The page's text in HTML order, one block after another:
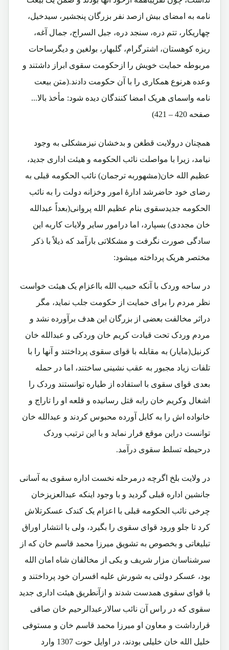
نامه به امضای بیش ازصد نفر بزرگان پنجشیر، سیدخیل،
چهاریکار، تتم دره، سنجد دره، جبل السراج، جمال آغه،
ریزه کوهستان، اشترگرام، گلبهار، بولغین و دیگرساحات
مربوطه حمایت خویش را ازحکومت سقوی ابراز داشتند و
وعده هرنوع همکاری را با آن حکومت دادند.(متن بیعت
نامه واسمای هریک امضا کنندگان دیده شود: مأخذ بالا...
صفحه 420 – 421)
همچنان درولایت قطغن و بدخشان نیزمشکلی به وجود
نیامد، زیرا با مواصلت نائب الحکومه و هیئت اداری جدید،
عظیم الله خان(مشهوربه ترجمان) نائب الحکومه قبلی به
رضای خود حاضرشد ادارۀ امور وخزانه دولت را به نائب
الحکومه جدیدسقوی بنام عظیم الله پروانی(بعداً عبدالله
خان مجددی) بسپارد، اما درامور سایر ولایات کاربه این
سادگی صورت نگرفت و مشکلاتی بارآمد که ذیلاً با ذکر
مختصر هریک پرداخته میشود:
در ساحه وردک با آنکه حبیب الله بااعزام یک هیئت خواست
نظر مردم را برای حمایت از حکومت جلب نماید، مگر
دراثر مخالفت بعضی از بزرگان این هدف برآورده نشد و
مردم وردک تحت قیادت کریم خان وردکی و عبدالله خان
کرنیل(مایار) به مقابله با قوای سقوی پرداختند و آنها را با
تلفات زیاد مجبور به عقب نشینی ساختند، اما در حمله
بعدی قوای سقوی با استفاده از طیاره توانستند وردک را
اشغال وکریم خان رابه قتل رسانیده و قلعه او را تاراج و
خانواده اش را به کابل آورده محبوس کردند و عبدالله خان
توانست دراین موقع فرار نماید و با این ترتیب وردک
درحیطه تسلط سقوی درآمد.
در ولایت بلخ اگرچه درمرحله نخست اداره سقوی به آسانی
جانشین اداره قبلی گردید و با وجود اینکه عبدالعزیزخان
چرخی نائب الحکومه قبلی با اعزام یک کندک عسکرتلاش
کرد تا جلو ورود قوای سقوی را بگیرد، ولی با انتشار اوراق
تبلیغاتی و بخصوص به تشویق میرزا محمد قاسم خان که از
سرشناسان مزار شریف و یکی از مخالفان شاه امان الله
بود، عسکر دولتی به شورش علیه افسران خود پرداختند و
با قوای سقوی همدست شدند و ازآنطریق هیئت اداری جدید
سقوی که در راس آن نائب سالارعبدالرحیم خان صافی
قرارداشت و معاون او میرزا محمد قاسم خان و مستوفی
خلیل الله خان خلیلی بودند، در اوایل حوت 1307 وارد